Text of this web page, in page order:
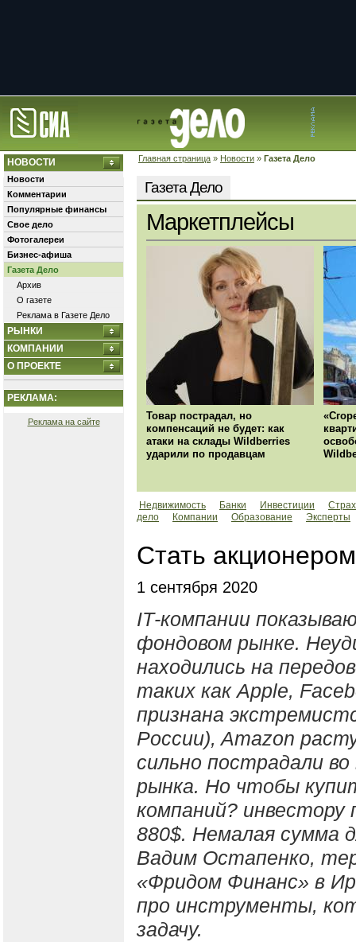
Главная страница » Новости » Газета Дело
НОВОСТИ
Новости
Комментарии
Популярные финансы
Свое дело
Фотогалереи
Бизнес-афиша
Газета Дело
Архив
О газете
Реклама в Газете Дело
РЫНКИ
КОМПАНИИ
О ПРОЕКТЕ
РЕКЛАМА:
Реклама на сайте
Газета Дело
Маркетплейсы
Товар пострадал, но
компенсаций не будет: как
атаки на склады Wildberries
ударили по продавцам
Недвижимость Банки Инвестиции
дело
Компании Образование Эксперты
Стать
1 сентября 2020
IТ-компании
фондовом рынке.
находились на
таких как Apple,
признана
России), Amazon
сильно пострадали
рынка. Но чтобы
компаний?
880$. Немалая сумма
Вадим Остапенко,
«Фридом Финанс» в
про инструменты,
задачу.